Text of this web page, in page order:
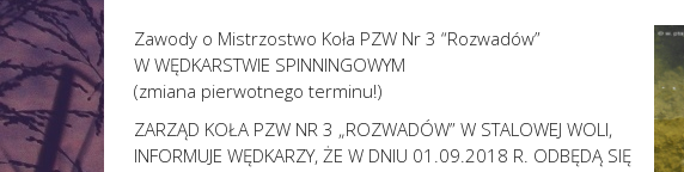
Zawody o Mistrzostwo Koła PZW Nr 3 “Rozwadów”
W WĘDKARSTWIE SPINNINGOWYM
(zmiana pierwotnego terminu!)
ZARZĄD KOŁA PZW NR 3 „ROZWADÓW” W STALOWEJ WOLI,
INFORMUJE WĘDKARZY, ŻE W DNIU 01.09.2018 R. ODBĘDĄ SIĘ